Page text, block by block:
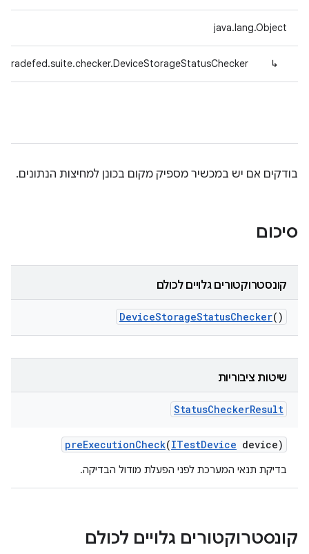
java.lang.Object
↳
בודקים אם יש במכשיר מספיק מקום בכונן למחיצות הנתונים.
סיכום
קונסטרוקטורים גלויים לכולם
DeviceStorageStatusChecker()
שיטות ציבוריות
StatusCheckerResult
preExecutionCheck(ITestDevice device)
בדיקת תנאי המערכת לפני הפעלת מודול הבדיקה.
קונסטרוקטורים גלויים לכולם